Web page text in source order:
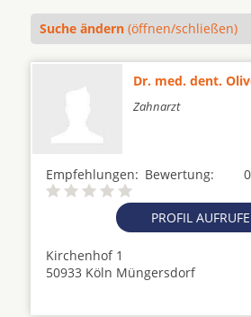
Suche ändern (öffnen/schließen)
Dr. med. dent.
Zahnarzt
Empfehlungen: 0
Bewertung:
PROFIL
Kirchenhof 1
50933 Köln Müngersdorf